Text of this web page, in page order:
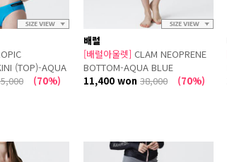
(TOP)-AQUA
(70%)
배럴
[배럴아울렛] CLAM NEOPRENE
BOTTOM-AQUA BLUE
11,400 won 38,000 (70%)